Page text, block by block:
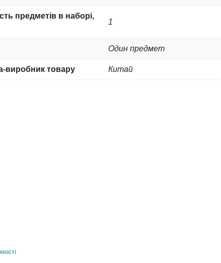
предметів в наборі,
1
Один предмет
виробник товару Китай